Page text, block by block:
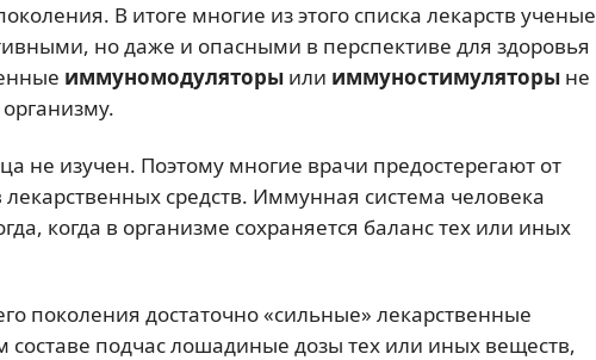
В итоге многие из этого списка лекарств ученые
но даже и опасными в перспективе для здоровья
иммуномодуляторы или иммуностимуляторы не
не изучен. Поэтому многие врачи предостерегают от
средств. Иммунная система человека
когда в организме сохраняется баланс тех или иных
поколения достаточно «сильные» лекарственные
составе подчас лошадиные дозы тех или иных веществ,